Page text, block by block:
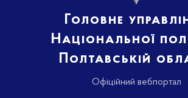
Головне
Національної
Полтавській
Офіційний вебпортал